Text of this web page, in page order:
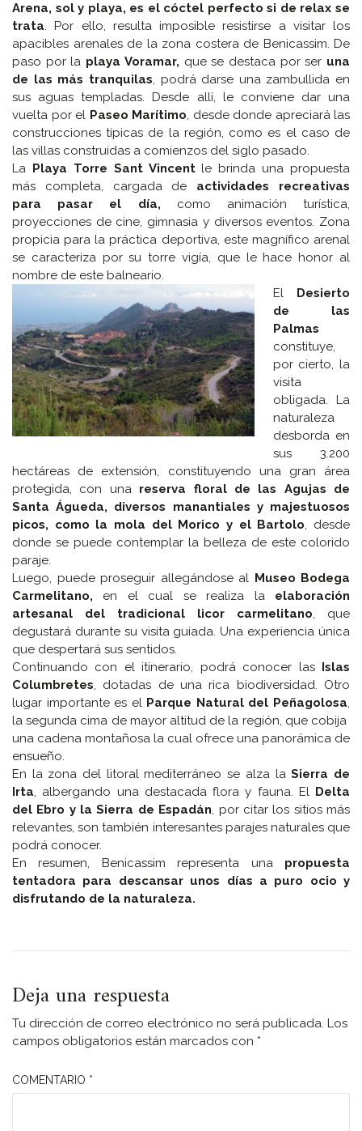
Arena, sol y playa, es el cóctel perfecto si de relax se
trata. Por ello, resulta imposible resistirse a visitar los
apacibles arenales de la zona costera de Benicassim. De
paso por la playa Voramar, que se destaca por ser una
de las más tranquilas, podrá darse una zambullida en
sus aguas templadas. Desde allí, le conviene dar una
vuelta por el Paseo Marítimo, desde donde apreciará las
construcciones típicas de la región, como es el caso de
las villas construidas a comienzos del siglo pasado.
La
Playa Torre Sant Vincentle brinda una propuesta
más completa, cargada de actividades recreativas
para pasar el día, como animación turística,
proyecciones de cine, gimnasia y diversos eventos. Zona
propicia para la práctica deportiva, este magnífico arenal
se caracteriza por su torre vigía, que le hace honor al
nombre de este balneario.
ElDesierto
de las
Palmas
constituye,
por cierto, la
visita
obligada. La
naturaleza
desborda en
sus 3.200
hectáreas de extensión, constituyendo una gran área
protegida, con una reserva floral de las Agujas de
Santa Águeda, diversos manantiales y majestuosos
picos, como la mola del Morico y el Bartolo, desde
donde se puede contemplar la belleza de este colorido
paraje.
Luego, puede proseguir allegándose al Museo Bodega
Carmelitano, en el cual se realiza la elaboración
artesanal del tradicional licor carmelitano, que
degustará durante su visita guiada. Una experiencia única
que despertará sus sentidos.
Continuando con el itinerario, podrá conocer las
Islas
Columbretes, dotadas de una rica biodiversidad. Otro
lugar importante es el Parque Natural del Peñagolosa,
la segunda cima de mayor altitud de la región, que cobija
una cadena montañosa la cual ofrece una panorámica de
ensueño.
En la zona del litoral mediterráneo se alza laSierra de
Irta, albergando una destacada flora y fauna. El Delta
del Ebro y la Sierra de Espadán, por citar los sitios más
relevantes, son también interesantes parajes naturales que
podrá conocer.
En resumen, Benicassim representa una propuesta
tentadora para descansar unos días a puro ocio y
disfrutando de la naturaleza.
Deja una respuesta
Tu dirección de correo electrónico no será publicada. Los
campos obligatorios están marcados con *
COMENTARIO *